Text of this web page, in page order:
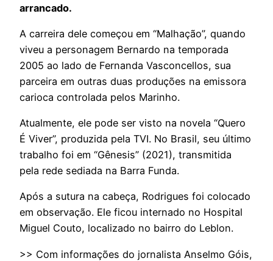
arrancado.
A carreira dele começou em “Malhação”, quando
viveu a personagem Bernardo na temporada
2005 ao lado de Fernanda Vasconcellos, sua
parceira em outras duas produções na emissora
carioca controlada pelos Marinho.
Atualmente, ele pode ser visto na novela “Quero
É Viver”, produzida pela TVI. No Brasil, seu último
trabalho foi em “Gênesis” (2021), transmitida
pela rede sediada na Barra Funda.
Após a sutura na cabeça, Rodrigues foi colocado
em observação. Ele ficou internado no Hospital
Miguel Couto, localizado no bairro do Leblon.
>> Com informações do jornalista Anselmo Góis,